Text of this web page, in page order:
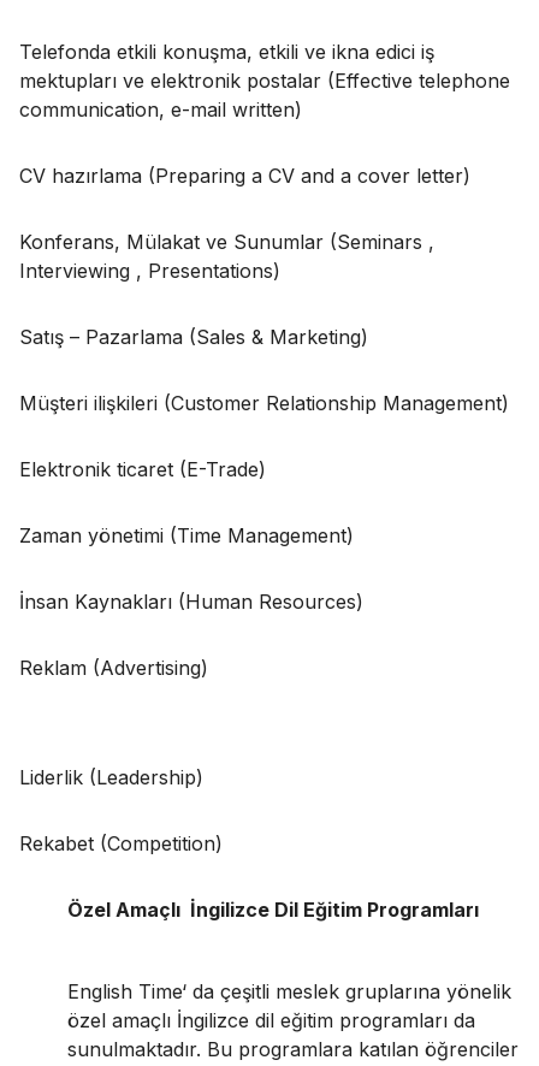
Telefonda etkili konuşma, etkili ve ikna edici iş
mektupları ve elektronik postalar (Effective telephone
communication, e-mail written)
CV hazırlama (Preparing a CV and a cover letter)
Konferans, Mülakat ve Sunumlar (Seminars ,
Interviewing , Presentations)
Satış – Pazarlama (Sales & Marketing)
Müşteri ilişkileri (Customer Relationship Management)
Elektronik ticaret (E-Trade)
Zaman yönetimi (Time Management)
İnsan Kaynakları (Human Resources)
Reklam (Advertising)
Liderlik (Leadership)
Rekabet (Competition)
Özel Amaçlı İngilizce Dil Eğitim Programları
English Time‘ da çeşitli meslek gruplarına yönelik
özel amaçlı İngilizce dil eğitim programları da
sunulmaktadır. Bu programlara katılan öğrenciler